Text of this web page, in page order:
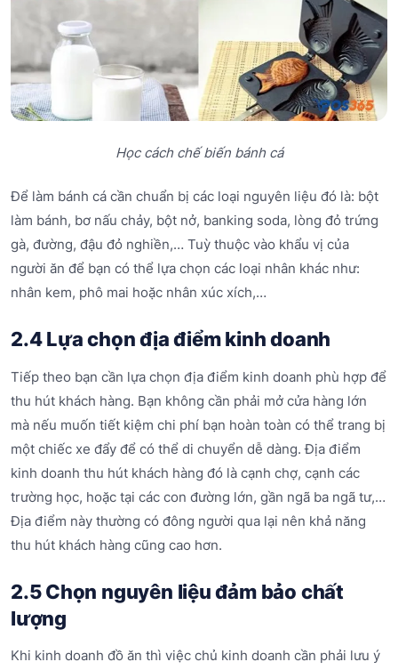
Học cách chế biến bánh cá
Để làm bánh cá cần chuẩn bị các loại nguyên liệu đó là: bột
làm bánh, bơ nấu chảy, bột nở, banking soda, lòng đỏ trứng
gà, đường, đậu đỏ nghiền,… Tuỳ thuộc vào khẩu vị của
người ăn để bạn có thể lựa chọn các loại nhân khác như:
nhân kem, phô mai hoặc nhân xúc xích,…
2.4 Lựa chọn địa điểm kinh doanh
Tiếp theo bạn cần lựa chọn địa điểm kinh doanh phù hợp để
thu hút khách hàng. Bạn không cần phải mở cửa hàng lớn
mà nếu muốn tiết kiệm chi phí bạn hoàn toàn có thể trang bị
một chiếc xe đẩy để có thể di chuyển dễ dàng. Địa điểm
kinh doanh thu hút khách hàng đó là cạnh chợ, cạnh các
trường học, hoặc tại các con đường lớn, gần ngã ba ngã tư,…
Địa điểm này thường có đông người qua lại nên khả năng
thu hút khách hàng cũng cao hơn.
2.5 Chọn nguyên liệu đảm bảo chất
lượng
Khi kinh doanh đồ ăn thì việc chủ kinh doanh cần phải lưu ý